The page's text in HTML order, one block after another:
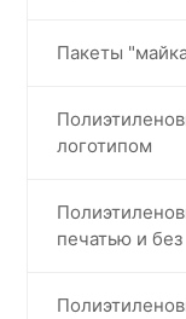
Пакеты
логотипом
печатью и без